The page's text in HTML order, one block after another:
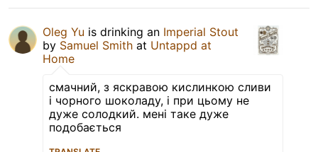
Oleg Yu is drinking an Imperial Stout
by Samuel Smith at Untappd at
Home
смачний, з яскравою кислинкою сливи
і чорного шоколаду, і при цьому не
дуже солодкий. мені таке дуже
подобається